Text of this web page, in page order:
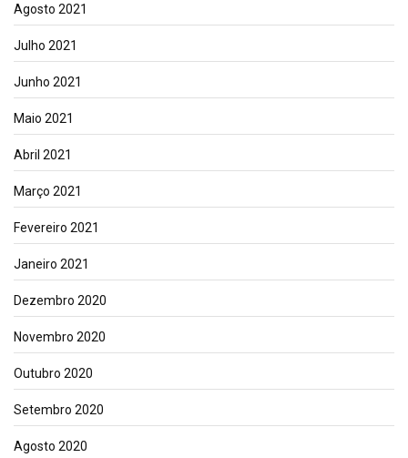
Agosto 2021
Julho 2021
Junho 2021
Maio 2021
Abril 2021
Março 2021
Fevereiro 2021
Janeiro 2021
Dezembro 2020
Novembro 2020
Outubro 2020
Setembro 2020
Agosto 2020